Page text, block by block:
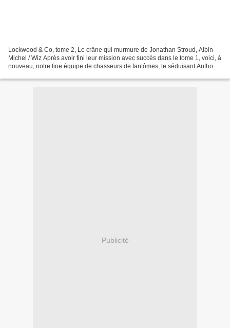
Lockwood & Co, tome 2, Le crâne qui murmure de Jonathan Stroud, Albin
Michel / Wiz Après avoir fini leur mission avec succès dans le tome 1, voici, à
nouveau, notre fine équipe de chasseurs de fantômes, le séduisant Anthony
Publicité